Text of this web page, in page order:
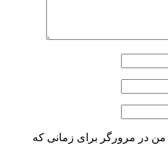
من در مرورگر برای زمانی که